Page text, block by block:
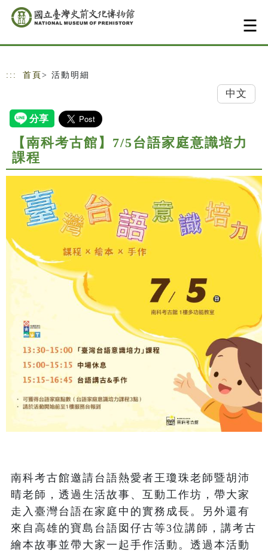
跳到主要內容
網站導覽
::: 首頁 > 活動明細
中文
【南科考古館】7/5台語家庭意識培力
課程
南科考古館邀請台語熱愛者王瓊珠老師暨胡沛
晴老師，透過生活故事、互動工作坊，帶大家
走入臺灣台語在家庭中的實務成長。另外還有
來自高雄的寶島台語囡仔古等3位講師，講考古
繪本故事並帶大家一起手作活動。透過本活動